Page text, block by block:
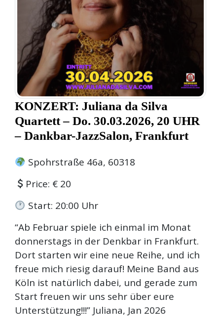
KONZERT: Juliana da Silva
Quartett – Do. 30.03.2026, 20 UHR
– Dankbar-JazzSalon, Frankfurt
Spohrstraße 46a, 60318
Price: € 20
Start: 20:00 Uhr
“Ab Februar spiele ich einmal im Monat
donnerstags in der Denkbar in Frankfurt.
Dort starten wir eine neue Reihe, und ich
freue mich riesig darauf! Meine Band aus
Köln ist natürlich dabei, und gerade zum
Start freuen wir uns sehr über eure
Unterstützung!!!” Juliana, Jan 2026